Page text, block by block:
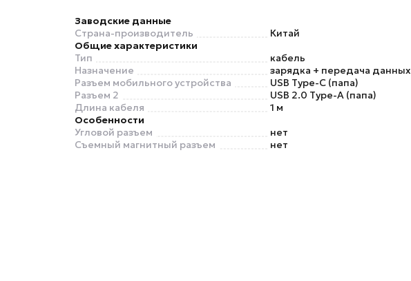
Заводские данные
Страна-производитель
Китай
Общие характеристики
Тип
кабель
Назначение
зарядка + передача данных
Разъем мобильного устройства
USB Type-C (папа)
Разъем 2
USB 2.0 Type-A (папа)
Длина кабеля
1 м
Особенности
Угловой разъем
нет
Съемный магнитный разъем
нет